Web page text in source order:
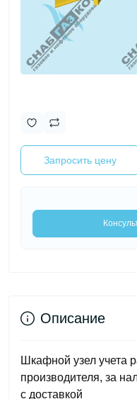
Запросить цену
Описание
Шкафной узел учета
производителя, за
с доставкой